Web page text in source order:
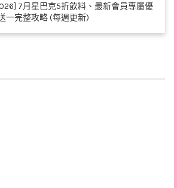
7月星巴克5折飲料、最新會員專屬優
一完整攻略 (每週更新)